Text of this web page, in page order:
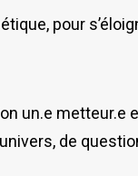
pour
un.e
de